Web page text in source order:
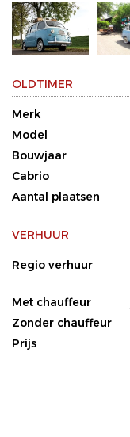
OLDTIMER
Merk
Model
Bouwjaar
Cabrio
Aantal plaatsen
VERHUUR
Regio verhuur
Met chauffeur
Zonder chauffeur
Prijs